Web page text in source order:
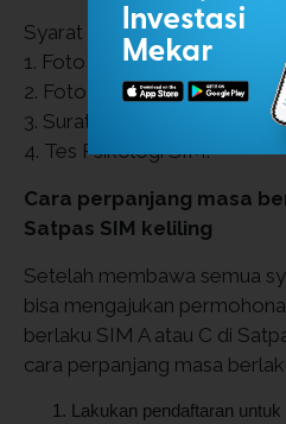
Syarat perpanjangan SIM A
1. Foto Kopi KTP yang
2. Foto Kopi SIM lama dan
3. Surat Keterangan Sehat.
4. Tes Psikologi SIM.
Cara perpanjang masa
Satpas SIM keliling
Setelah membawa semua
bisa mengajukan
berlaku SIM A atau C di
cara perpanjang masa
Lakukan pendaftaran